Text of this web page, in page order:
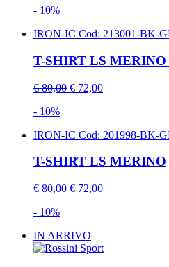
- 10%
IRON-IC Cod: 213001-BK-
T-SHIRT LS MERINO
€ 80,00 € 72,00
- 10%
IRON-IC Cod: 201998-BK-
T-SHIRT LS MERINO
€ 80,00 € 72,00
- 10%
IN ARRIVO